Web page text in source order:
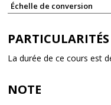
Échelle de conversion
La durée de ce cours est
NOTE